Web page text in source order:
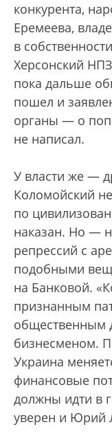
конкурента,
Еремеева,
в
Херсонский
пока дальше
пошел и
органы — о
не написал.
У власти же —
Коломойский
по
наказан. Но —
репрессий с
подобными
на Банковой.
признанным
общественным
бизнесменом.
Украина
финансовые
должны идти в
уверен и Юрий